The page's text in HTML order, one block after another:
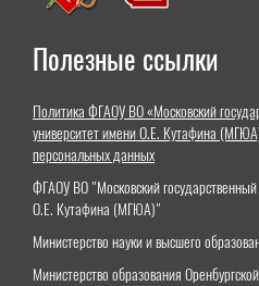
Полезные ссылки
Политика ФГАОУ ВО «Московский
университет имени О.Е. Кутафина
персональных данных
ФГАОУ ВО "Московский
О.Е. Кутафина (МГЮА)"
Министерство науки и высшего
Министерство образования